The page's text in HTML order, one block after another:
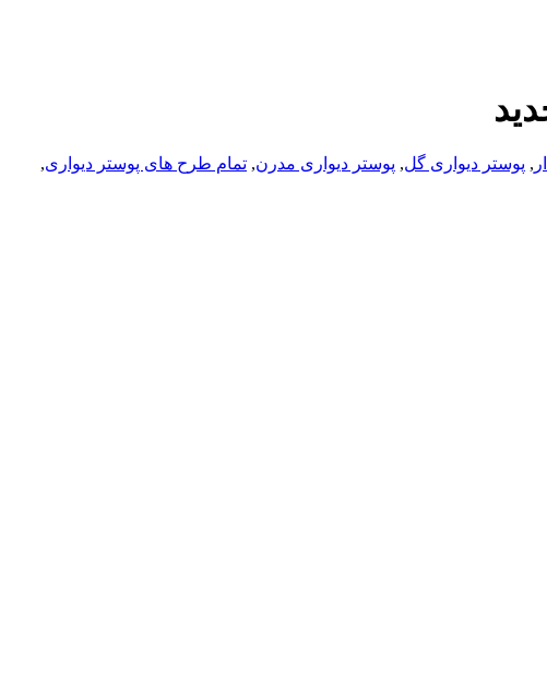
, پوستر دیواری گل, پوستر دیواری مدرن, تمام طرح های پوستر دیواری,